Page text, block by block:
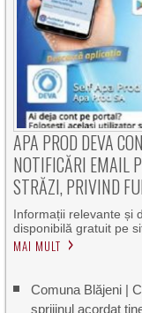
APA PROD DEVA
NOTIFICĂRI EMAIL
STRĂZI, PRIVIND
Informații relevante și
disponibilă gratuit pe
MAI MULT
Comuna Blăjeni |
sprijinul acordat